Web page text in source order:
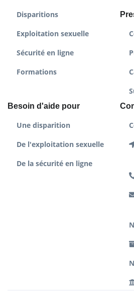
Disparitions
Exploitation sexuelle
Sécurité en ligne
Formations
Besoin d'aide pour
Une disparition
De l'exploitation sexuelle
De la sécurité en ligne